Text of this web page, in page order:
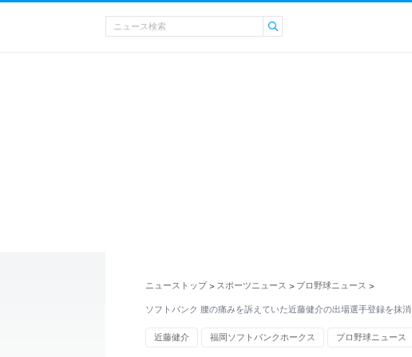
ニューストップ > スポーツニュース > プロ野球ニュース >
ソフトバンク 腰の痛みを訴えていた近藤健介の出場選手登録を抹消
近藤健介 福岡ソフトバンクホークス プロ野球ニュース